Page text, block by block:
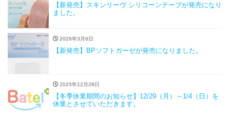
【新発売】スキンリーヴ シリコーンテープが発売になり
ました。
2026年3月6日
【新発売】BPソフトガーゼが発売になりました。
2025年12月29日
【冬季休業期間のお知らせ】12/29（月）～1/4（日）を
休業とさせていただきます。